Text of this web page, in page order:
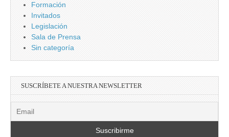
Formación
Invitados
Legislación
Sala de Prensa
Sin categoría
SUSCRÍBETE A NUESTRA NEWSLETTER